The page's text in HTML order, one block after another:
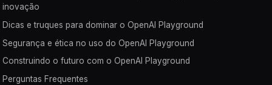
inovação
Dicas e truques para dominar o OpenAI Playground
Segurança e ética no uso do OpenAI Playground
Construindo o futuro com o OpenAI Playground
Perguntas Frequentes